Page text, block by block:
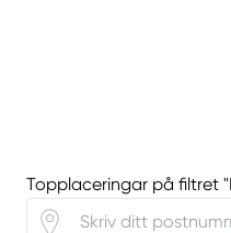
Topplaceringar på filtret